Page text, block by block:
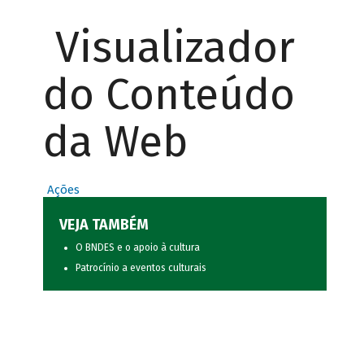
Visualizador
do Conteúdo
da Web
Ações
VEJA TAMBÉM
O BNDES e o apoio à cultura
Patrocínio a eventos culturais